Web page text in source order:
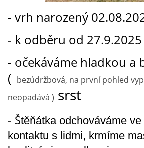
- vrh narozený
- k odběru od
- očekáváme hladkou a
( bezúdržbová, na první pohled
neopadává ) srst
- Štěňátka odchováváme
kontaktu s lidmi, krmíme